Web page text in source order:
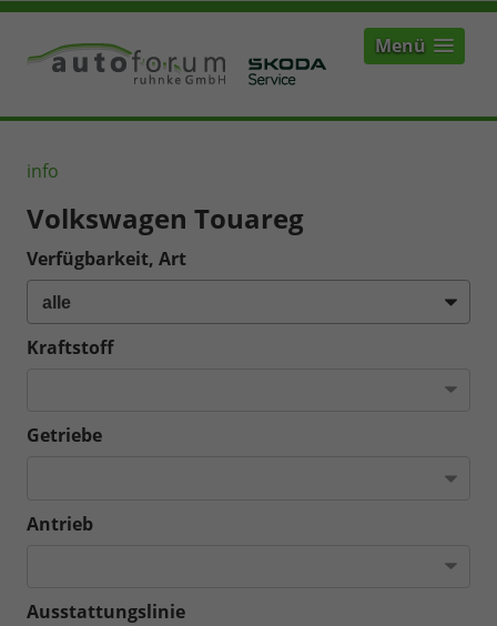
Menü
info
Volkswagen Touareg
Verfügbarkeit, Art
Kraftstoff
Getriebe
Antrieb
Ausstattungslinie